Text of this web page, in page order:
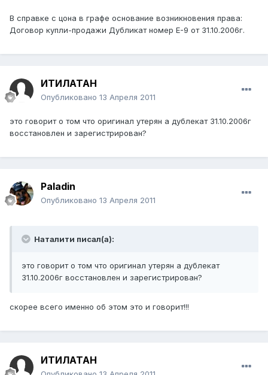
В справке с цона в графе основание возникновения права:
Договор купли-продажи Дубликат номер Е-9 от 31.10.2006г.
ИТИЛАТАН
Опубликовано 13 Апреля 2011
это говорит о том что оригинал утерян а дублекат 31.10.2006г
восстановлен и зарегистрирован?
Paladin
Опубликовано 13 Апреля 2011
Наталити писал(а):
это говорит о том что оригинал утерян а дублекат
31.10.2006г восстановлен и зарегистрирован?
скорее всего именно об этом это и говорит!!!
ИТИЛАТАН